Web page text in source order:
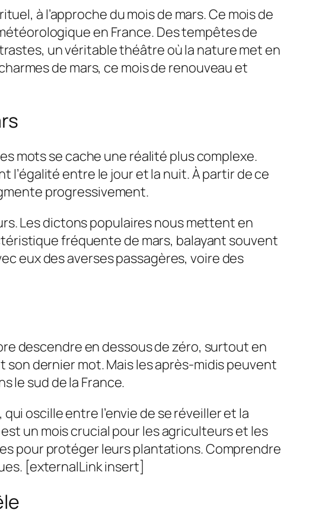
à l’approche du mois de mars. Ce mois de
en France. Des tempêtes de
un véritable théâtre où la nature met en
de mars, ce mois de renouveau et
mots se cache une réalité plus complexe.
l’égalité entre le jour et la nuit. À partir de ce
progressivement.
Les dictons populaires nous mettent en
fréquente de mars, balayant souvent
eux des averses passagères, voire des
descendre en dessous de zéro, surtout en
son dernier mot. Mais les après-midis peuvent
le sud de la France.
oscille entre l’envie de se réveiller et la
un mois crucial pour les agriculteurs et les
pour protéger leurs plantations. Comprendre
[externalLink insert]